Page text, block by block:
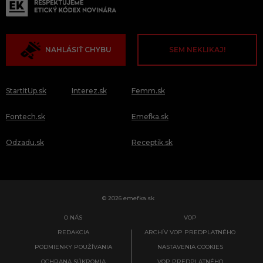
NAHLÁSIŤ CHYBU SEM NEKLIKAJ!
StartItUp.sk
Fontech.sk
Odzadu.sk
Interez.sk Femm.sk
Emefka.sk
Receptik.sk
© 2026 emefka.sk
O NÁS
REDAKCIA
PODMIENKY POUŽÍVANIA
VOP
ARCHÍV VOP PREDPLATNÉHO
NASTAVENIA COOKIES